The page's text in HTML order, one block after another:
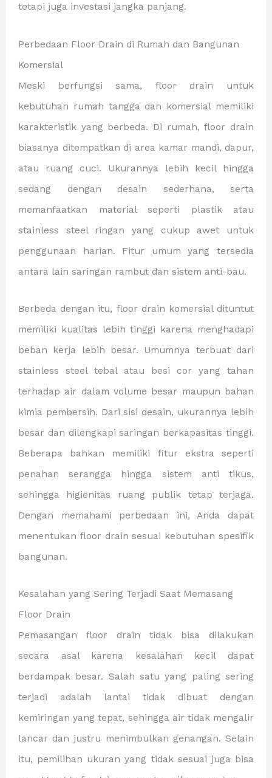
tetapi juga investasi jangka panjang.
Perbedaan Floor Drain di Rumah dan Bangunan
Komersial
Meski berfungsi sama, floor drain untuk
kebutuhan rumah tangga dan komersial memiliki
karakteristik yang berbeda. Di rumah, floor drain
biasanya ditempatkan di area kamar mandi, dapur,
atau ruang cuci. Ukurannya lebih kecil hingga
sedang dengan desain sederhana, serta
memanfaatkan material seperti plastik atau
stainless steel ringan yang cukup awet untuk
penggunaan harian. Fitur umum yang tersedia
antara lain saringan rambut dan sistem anti-bau.
Berbeda dengan itu, floor drain komersial dituntut
memiliki kualitas lebih tinggi karena menghadapi
beban kerja lebih besar. Umumnya terbuat dari
stainless steel tebal atau besi cor yang tahan
terhadap air dalam volume besar maupun bahan
kimia pembersih. Dari sisi desain, ukurannya lebih
besar dan dilengkapi saringan berkapasitas tinggi.
Beberapa bahkan memiliki fitur ekstra seperti
penahan serangga hingga sistem anti tikus,
sehingga higienitas ruang publik tetap terjaga.
Dengan memahami perbedaan ini, Anda dapat
menentukan floor drain sesuai kebutuhan spesifik
bangunan.
Kesalahan yang Sering Terjadi Saat Memasang
Floor Drain
Pemasangan floor drain tidak bisa dilakukan
secara asal karena kesalahan kecil dapat
berdampak besar. Salah satu yang paling sering
terjadi adalah lantai tidak dibuat dengan
kemiringan yang tepat, sehingga air tidak mengalir
lancar dan justru menimbulkan genangan. Selain
itu, pemilihan ukuran yang tidak sesuai juga bisa